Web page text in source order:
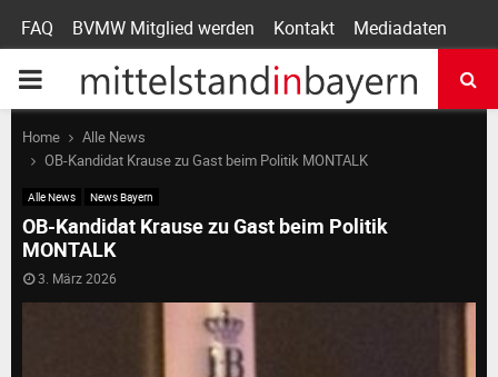
FAQ BVMW Mitglied werden Kontakt Mediadaten
P
R
M
Home
Alle News
OB-Kandidat Krause zu Gast beim Politik MONTALK
Alle News News Bayern
OB-Kandidat Krause zu Gast beim Politik
MONTALK
3. März 2026